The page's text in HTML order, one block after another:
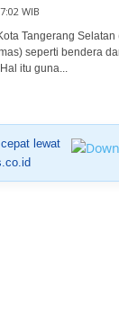
WIB
Tangerang
seperti bendera
itu guna...
lewat